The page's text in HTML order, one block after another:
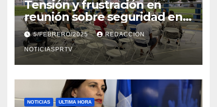
Tensión y frustración en
reunión sobre seguridad en
Reparto Metropolitano
5/FEBRERO/2025 REDACCION
NOTICIASPRTV
NOTICIAS ULTIMA HORA